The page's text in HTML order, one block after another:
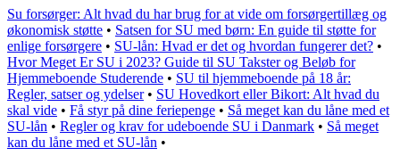
Su forsørger: Alt hvad du har brug for at vide om forsørgertillæg og
økonomisk støtte • Satsen for SU med børn: En guide til støtte for
enlige forsørgere • SU-lån: Hvad er det og hvordan fungerer det? •
Hvor Meget Er SU i 2023? Guide til SU Takster og Beløb for
Hjemmeboende Studerende • SU til hjemmeboende på 18 år:
Regler, satser og ydelser• SU Hovedkort eller Bikort: Alt hvad du
skal vide • Få styr på dine feriepenge • Så meget kan du låne med et
SU-lån • Regler og krav for udeboende SU i Danmark • Så meget
kan du låne med et SU-lån •